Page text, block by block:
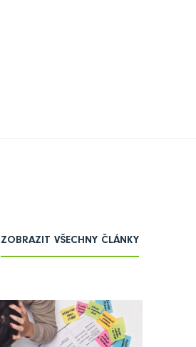
ZOBRAZIT VŠECHNY ČLÁNKY